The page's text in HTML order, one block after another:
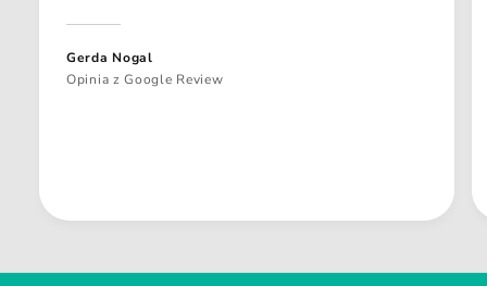
Gerda Nogal
Opinia z Google Review